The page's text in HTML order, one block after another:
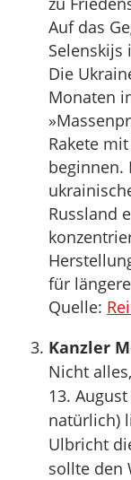
Auf das
Selenskijs
Die
Monaten
Rakete
beginnen.
Russland
für
Quelle:
Kanzler
Nicht
13.
natürlich)
Ulbricht
sollte den